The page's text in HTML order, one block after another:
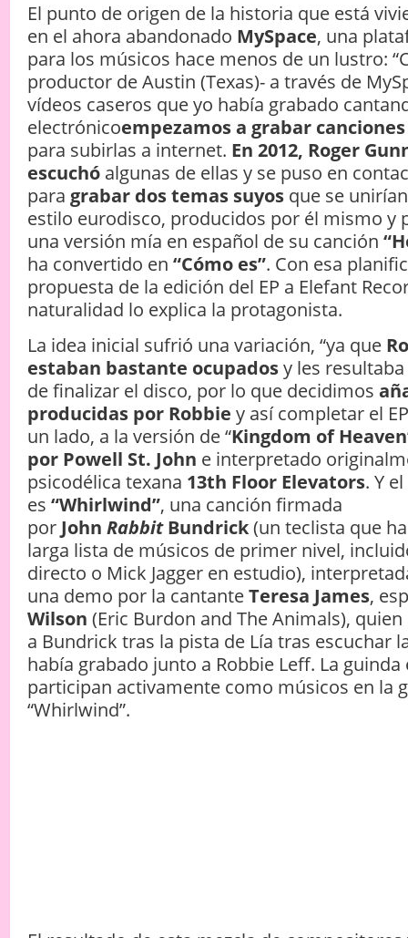
El punto de origen de la historia que está
en el ahora abandonado MySpace, una
para los músicos hace menos de un lustro:
productor de Austin (Texas)- a través de
vídeos caseros que yo había grabado
electrónicoempezamos a grabar
para subirlas a internet. En 2012, Roger
escuchó algunas de ellas y se puso en
para grabar dos temas suyosque se
estilo eurodisco, producidos por él mismo y
una versión mía en español de su canción
ha convertido en “Cómo es”. Con esa
propuesta de la edición del EP a Elefant
naturalidad lo explica la protagonista.
La idea inicial sufrió una variación, “ya que
estaban bastante ocupadosy les
de finalizar el disco, por lo que decidimos
producidas por Robbie y así completar el
un lado, a la versión de “Kingdom of
por Powell St. John e interpretado
psicodélica texana 13th Floor Elevators. Y
es “Whirlwind”, una canción firmada
por John RabbitBundrick(un teclista que
larga lista de músicos de primer nivel,
directo o Mick Jagger en estudio),
una demo por la cantanteTeresa James,
Wilson (Eric Burdon and The Animals),
a Bundrick tras la pista de Lía tras escuchar
había grabado junto a Robbie Leff. La
participan activamente como músicos en la
“Whirlwind”.